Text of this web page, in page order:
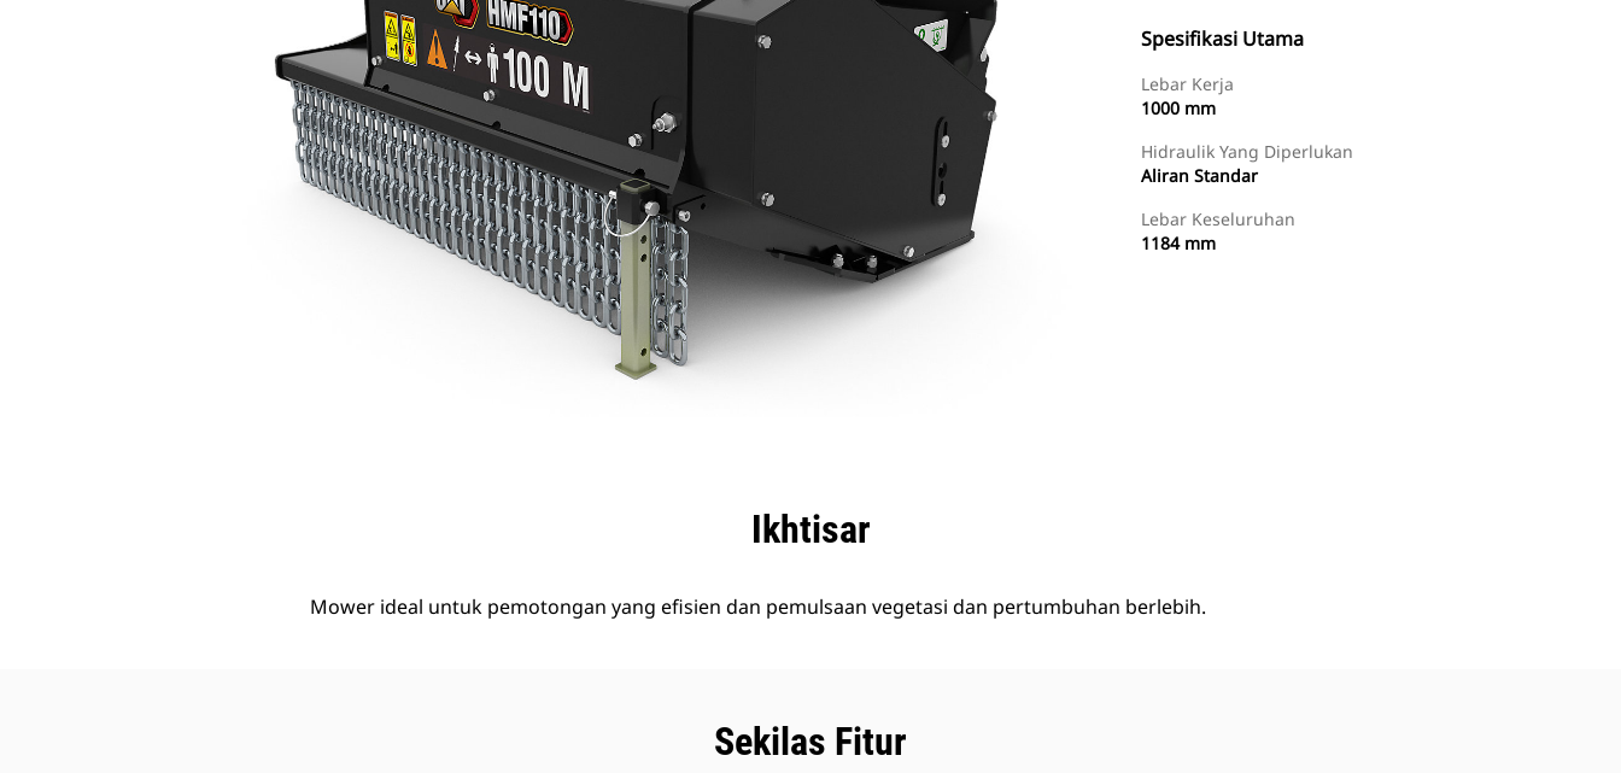
Spesifikasi Utama
Lebar Kerja
1000 mm
Hidraulik Yang Diperlukan
Aliran Standar
Lebar Keseluruhan
1184 mm
Ikhtisar
Mower ideal untuk pemotongan yang efisien dan pemulsaan vegetasi dan pertumbuhan berlebih.
Sekilas Fitur